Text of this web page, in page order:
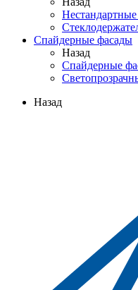
Нестандартные
Спайдерные фасады
Назад
Спайдерные
Назад